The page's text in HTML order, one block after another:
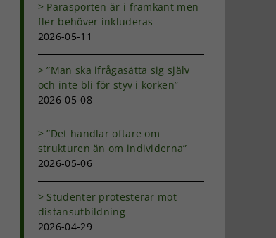
Parasporten är i framkant men
fler behöver inkluderas
2026-05-11
”Man ska ifrågasätta sig själv
och inte bli för styv i korken”
2026-05-08
”Det handlar oftare om
strukturen än om individerna”
2026-05-06
Studenter protesterar mot
distansutbildning
2026-04-29